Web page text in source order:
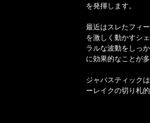
を発揮します。
最近はスレたフィ
を激しく動かすシ
ラルな波動をしっ
に効果的なことが
ジャバスティック
ーレイクの切り札